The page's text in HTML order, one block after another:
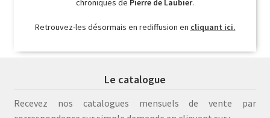
Retrouvez-les désormais en rediffusion en cliquant ici.
Le catalogue
Recevez nos catalogues mensuels de vente par